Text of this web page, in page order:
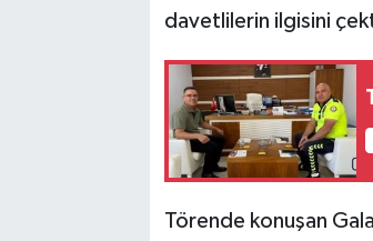
davetlilerin ilgisini
Törende konuşan